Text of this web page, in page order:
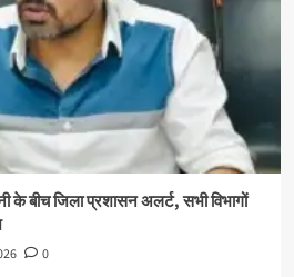
के बीच जिला प्रशासन अलर्ट, सभी विभागों
0